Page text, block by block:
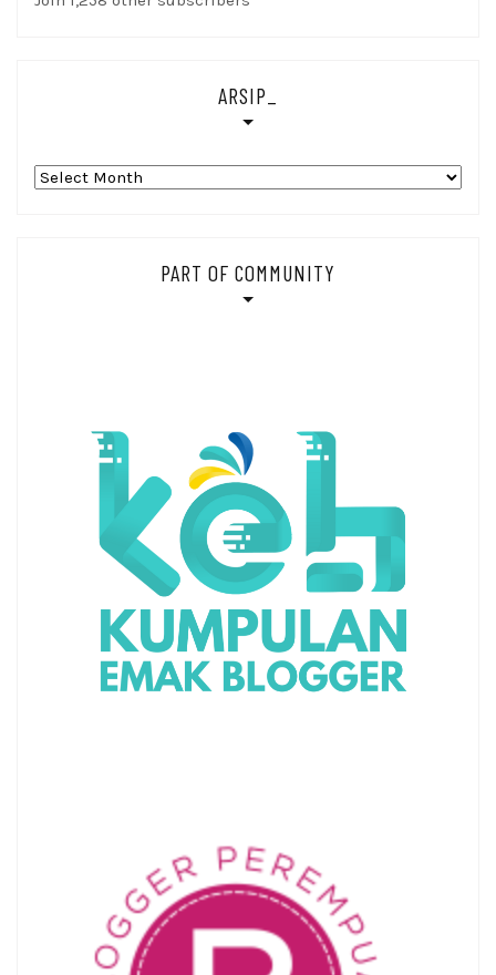
ARSIP_
Arsip_
PART OF COMMUNITY